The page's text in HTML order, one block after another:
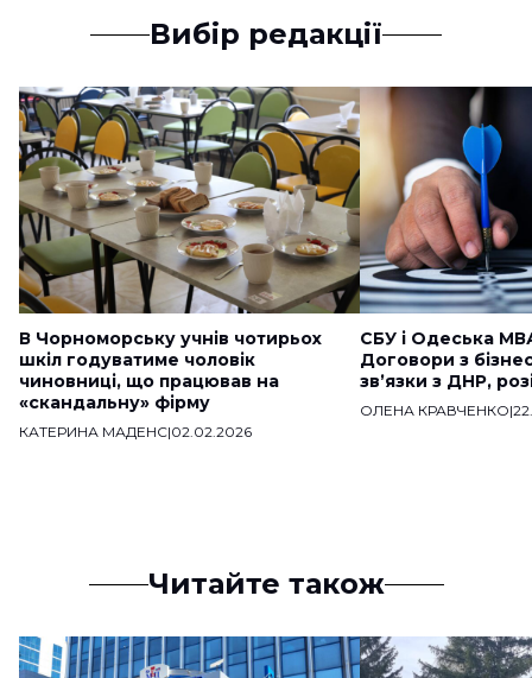
Вибір редакції
В Чорноморську учнів чотирьох
шкіл годуватиме чоловік
чиновниці, що працював на
«скандальну» фірму
КАТЕРИНА МАДЕНС|02.02.2026
СБУ і Одеська
Договори з
звʼязки з ДНР,
ОЛЕНА КРАВЧЕНКО|
Читайте також